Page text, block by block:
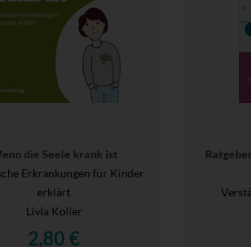
die Seele krank ist
Erkrankungen für Kinder
erklärt
Livia Koller
2,80 €